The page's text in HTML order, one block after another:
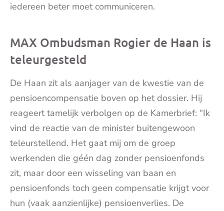
iedereen beter moet communiceren.
MAX Ombudsman Rogier de Haan is
teleurgesteld
De Haan zit als aanjager van de kwestie van de
pensioencompensatie boven op het dossier. Hij
reageert tamelijk verbolgen op de Kamerbrief: “Ik
vind de reactie van de minister buitengewoon
teleurstellend. Het gaat mij om de groep
werkenden die géén dag zonder pensioenfonds
zit, maar door een wisseling van baan en
pensioenfonds toch geen compensatie krijgt voor
hun (vaak aanzienlijke) pensioenverlies. De